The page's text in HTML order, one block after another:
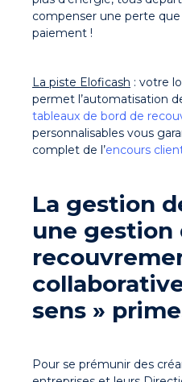
compenser une perte
paiement !
La piste Eloficash : votre
permet l’automatisation
tableaux de bord de
personnalisables vous
complet de l’encours
La gestion
une gestion
sens »
Pour se prémunir des